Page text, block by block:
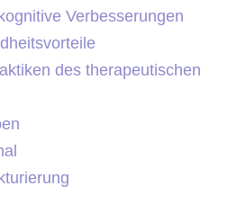
Verbesserungen
des therapeutischen